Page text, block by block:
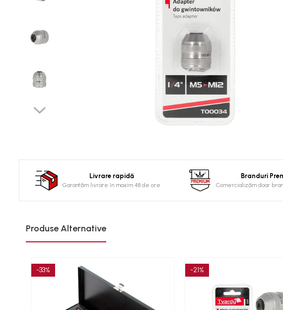
Clesti universali
Clima/Aer conditionat
Dispozitive de sablat &
accesorii
Dispozitive spalat piese
Dulapuri echipate
Dulapuri pentru scule
Aparate taiere cu plasma
Magneti fixare sudura
Livrare rapidă
Garantăm livrare în maxim 48 de ore
Branduri
Comercializăm doar
Produse Alternative
-33% -21%